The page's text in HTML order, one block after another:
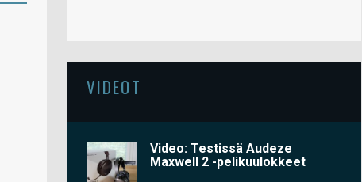
VIDEOT
Video: Testissä Audeze
Maxwell 2 -pelikuulokkeet